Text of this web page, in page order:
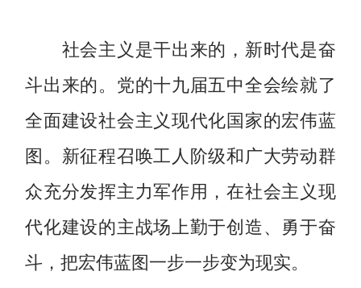
社会主义是干出来的，新时代是奋
斗出来的。党的十九届五中全会绘就了
全面建设社会主义现代化国家的宏伟蓝
图。新征程召唤工人阶级和广大劳动群
众充分发挥主力军作用，在社会主义现
代化建设的主战场上勤于创造、勇于奋
斗，把宏伟蓝图一步一步变为现实。